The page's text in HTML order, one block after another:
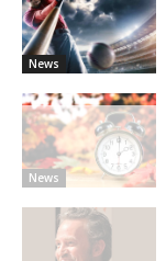
News
News